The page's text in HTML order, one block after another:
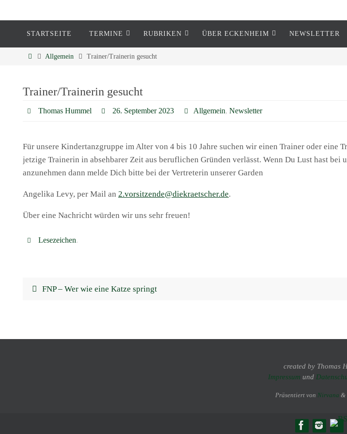
Eckenheim
STARTSEITE TERMINE RUBRIKEN ÜBER ECKENHEIM NEWSLETTER
Allgemein Trainer/Trainerin gesucht
Trainer/Trainerin gesucht
Thomas Hummel 26. September 2023 Allgemein,Newsletter
Für unsere Kindertanzgruppe im Alter von 4 bis 10 Jahre suchen wir einen Trainer oder eine
jetzige Trainerin in absehbarer Zeit aus beruflichen Gründen verlässt. Wenn Du Lust hast bei
anzunehmen dann melde Dich bitte bei der Vertreterin unserer Garden
Angelika Levy, per Mail an 2.vorsitzende@diekraetscher.de.
Über eine Nachricht würden wir uns sehr freuen!
Lesezeichen.
FNP – Wer wie eine Katze springt
created by Thomas
Impressum und
Präsentiert von Nirvana &